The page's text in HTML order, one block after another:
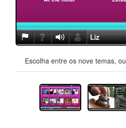
Escolha entre os nove temas,